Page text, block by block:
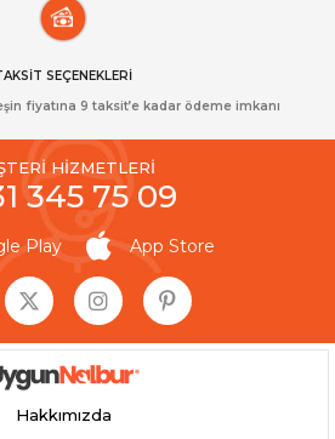
SEÇENEKLERİ
fiyatına 9 taksit’e kadar ödeme imkanı
HİZMETLERİ
345 75 09
Play App Store
Hakkımızda